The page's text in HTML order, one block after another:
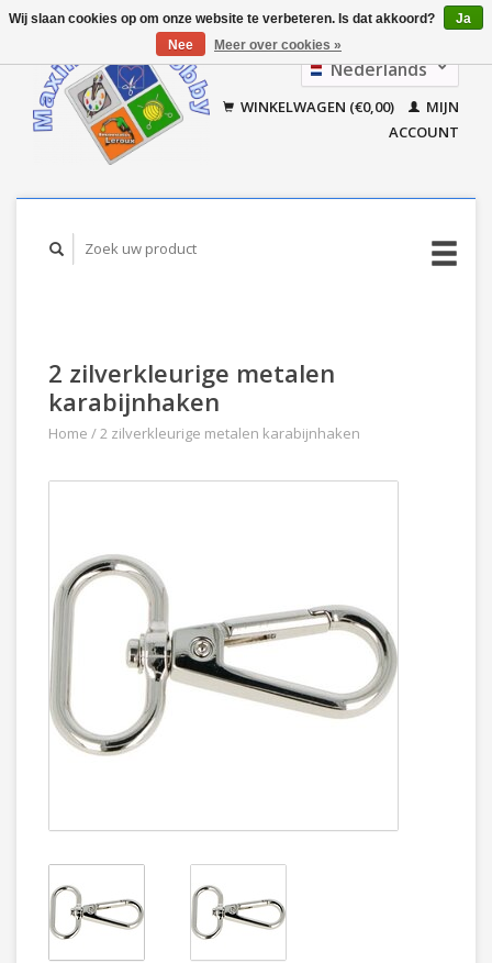
Nederlands
Français
WINKELWAGEN (€0,00)
MIJN
ACCOUNT
2 zilverkleurige metalen
karabijnhaken
Home /2 zilverkleurige metalen karabijnhaken
Wij slaan cookies op om onze website te verbeteren. Is dat akkoord?
Ja
Nee
Meer over cookies »